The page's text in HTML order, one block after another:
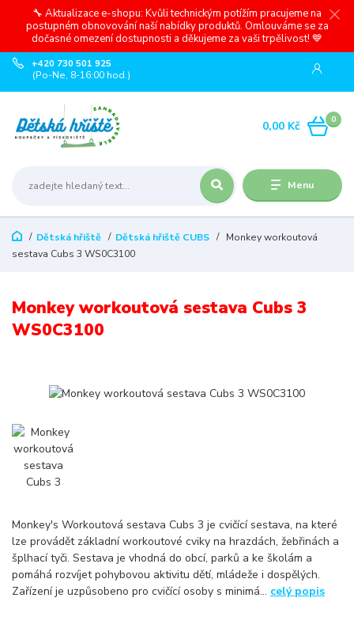
🔧 Aktualizace e-shopu: Kvůli technickým potížím pracujeme na
postupném obnovování naší nabídky produktů. Omlouváme se za
dočasné omezení dostupnosti a děkujeme za vaši trpělivost! 💙
Menu
+420 730 501 925
(Po-Ne, 8-16:00 hod.)
0
0,00 Kč
Dětská hřiště Dětská hřiště CUBS
Monkey workoutová
sestava Cubs 3 WS0C3100
Monkey workoutová sestava Cubs 3
WS0C3100
Monkey's Workoutová sestava Cubs 3 je cvičící sestava, na které
lze provádět základní workoutové cviky na hrazdách, žebřinách a
šplhací tyči. Sestava je vhodná do obcí, parků a ke školám a
pomáhá rozvíjet pohybovou aktivitu dětí, mládeže i dospělých.
Zařízení je uzpůsobeno pro cvičící osoby s minimá... celý popis